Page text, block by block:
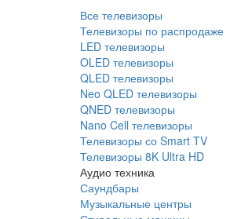
Все телевизоры
Телевизоры по распродаже
LED телевизоры
OLED телевизоры
QLED телевизоры
Neo QLED телевизоры
QNED телевизоры
Nano Cell телевизоры
Телевизоры со Smart TV
Телевизоры 8K Ultra HD
Аудио техника
Саундбары
Музыкальные центры